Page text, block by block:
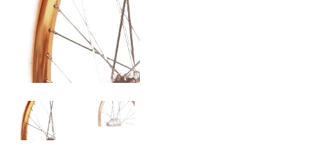
Over STRIDA
Zakelijk
Winkelwagen
SALE